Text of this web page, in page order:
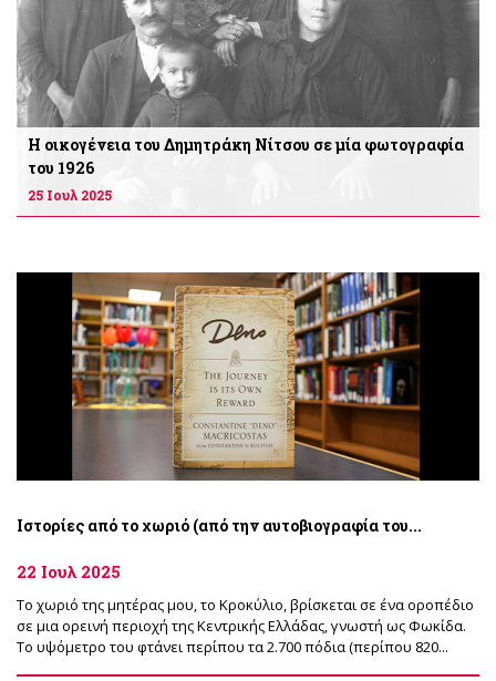
Η οικογένεια του Δημητράκη Νίτσου σε μία φωτογραφία
του 1926
25 Ιουλ 2025
Iστορίες από το χωριό (από την αυτοβιογραφία του...
22 Ιουλ 2025
Το χωριό της μητέρας μου, το Κροκύλιο, βρίσκεται σε ένα οροπέδιο
σε μια ορεινή περιοχή της Κεντρικής Ελλάδας, γνωστή ως Φωκίδα.
Το υψόμετρο του φτάνει περίπου τα 2.700 πόδια (περίπου 820...